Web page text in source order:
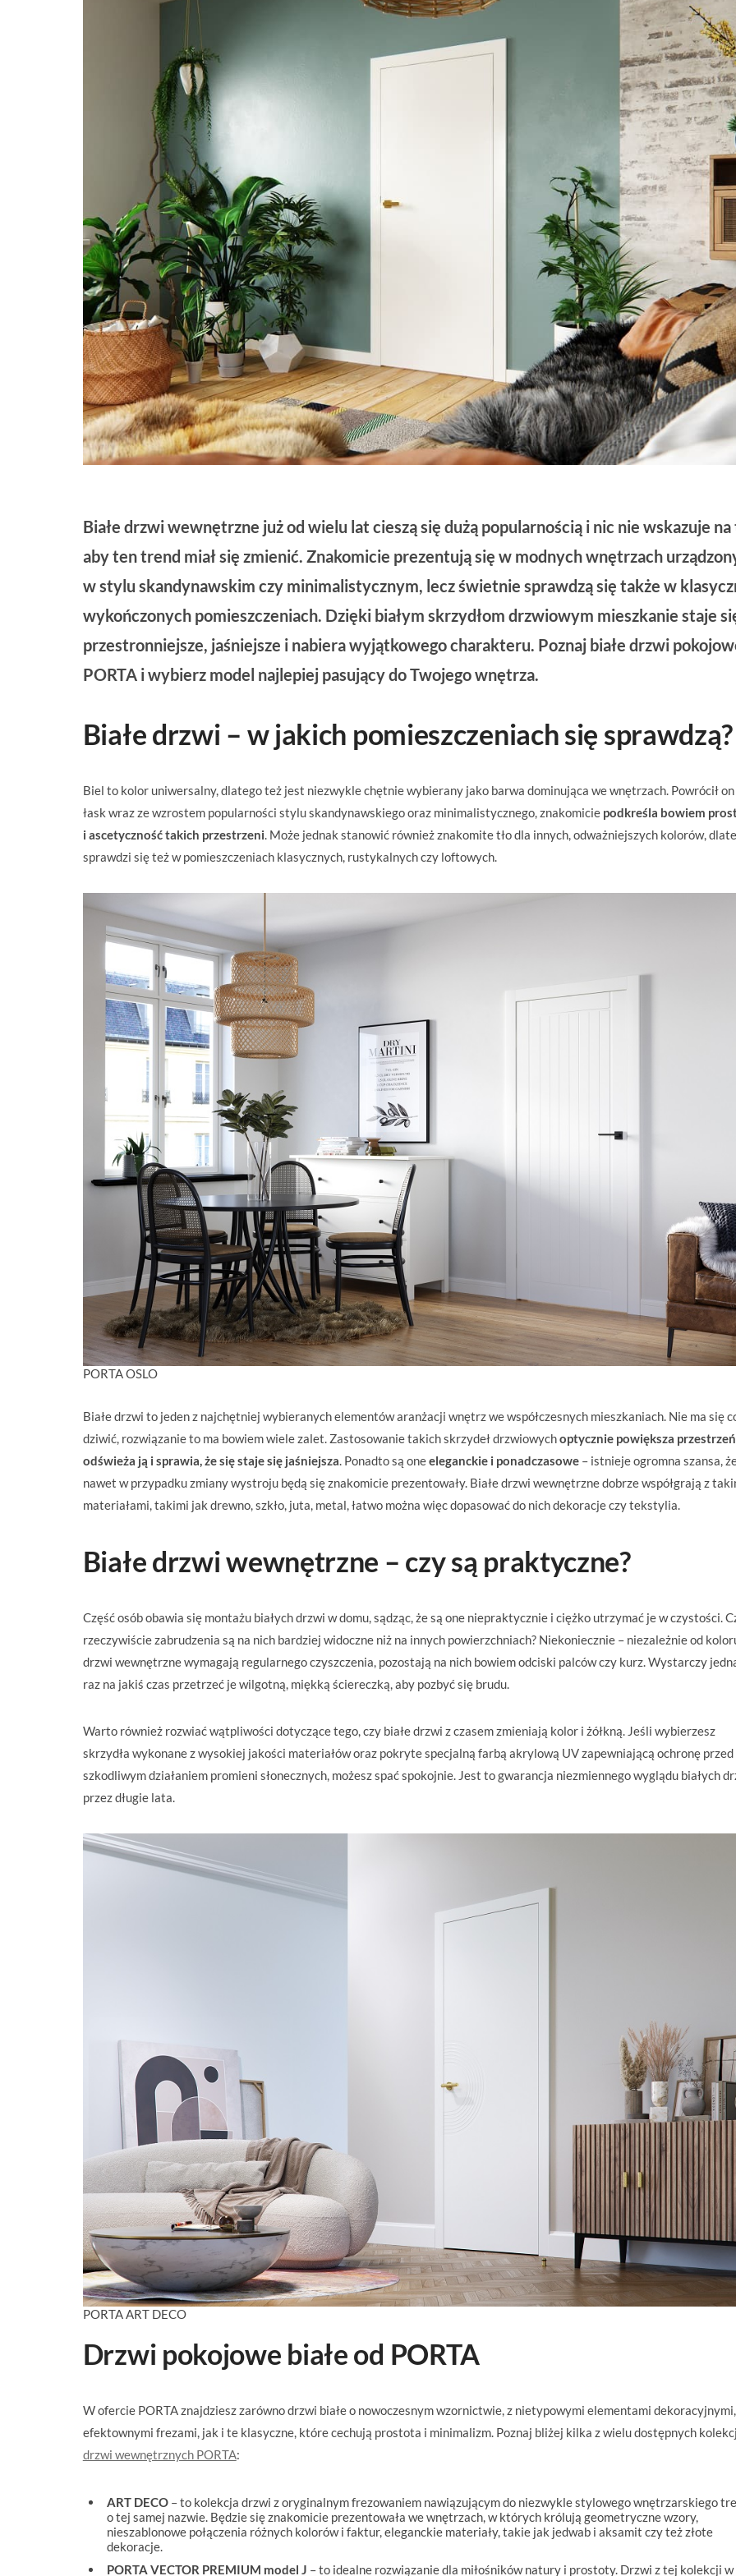
Białe drzwi wewnętrzne już od wielu lat cieszą się dużą popularnością i nic nie wskazuje na
aby ten trend miał się zmienić. Znakomicie prezentują się w modnych wnętrzach
w stylu skandynawskim czy minimalistycznym, lecz świetnie sprawdzą się także w
wykończonych pomieszczeniach. Dzięki białym skrzydłom drzwiowym mieszkanie staje
przestronniejsze, jaśniejsze i nabiera wyjątkowego charakteru. Poznaj białe drzwi
PORTA i wybierz model najlepiej pasujący do Twojego wnętrza.
Białe drzwi – w jakich pomieszczeniach się sprawdzą?
Biel to kolor uniwersalny, dlatego też jest niezwykle chętnie wybierany jako barwa dominująca we wnętrzach. Powrócił on
łask wraz ze wzrostem popularności stylu skandynawskiego oraz minimalistycznego, znakomicie podkreśla bowiem
i ascetyczność takich przestrzeni. Może jednak stanowić również znakomite tło dla innych, odważniejszych kolorów,
sprawdzi się też w pomieszczeniach klasycznych, rustykalnych czy loftowych.
PORTA OSLO
Białe drzwi to jeden z najchętniej wybieranych elementów aranżacji wnętrz we współczesnych mieszkaniach. Nie ma się
dziwić, rozwiązanie to ma bowiem wiele zalet. Zastosowanie takich skrzydeł drzwiowychoptycznie powiększa
odświeża ją i sprawia, że się staje się jaśniejsza. Ponadto są oneeleganckie i ponadczasowe– istnieje ogromna szansa,
nawet w przypadku zmiany wystroju będą się znakomicie prezentowały. Białe drzwi wewnętrzne dobrze współgrają z
materiałami, takimi jak drewno, szkło, juta, metal, łatwo można więc dopasować do nich dekoracje czy tekstylia.
Białe drzwi wewnętrzne – czy są praktyczne?
Część osób obawia się montażu białych drzwi w domu, sądząc, że są one niepraktycznie i ciężko utrzymać je w czystości.
rzeczywiście zabrudzenia są na nich bardziej widoczne niż na innych powierzchniach? Niekoniecznie – niezależnie od
drzwi wewnętrzne wymagają regularnego czyszczenia, pozostają na nich bowiem odciski palców czy kurz. Wystarczy
raz na jakiś czas przetrzeć je wilgotną, miękką ściereczką, aby pozbyć się brudu.
Warto również rozwiać wątpliwości dotyczące tego, czy białe drzwi z czasem zmieniają kolor i żółkną. Jeśli wybierzesz
skrzydła wykonane z wysokiej jakości materiałów oraz pokryte specjalną farbą akrylową UV zapewniającą ochronę przed
szkodliwym działaniem promieni słonecznych, możesz spać spokojnie. Jest to gwarancja niezmiennego wyglądu białych
przez długie lata.
PORTA ART DECO
Drzwi pokojowe białe od PORTA
W ofercie PORTA znajdziesz zarówno drzwi białe o nowoczesnym wzornictwie, z nietypowymi elementami
efektownymi frezami, jak i te klasyczne, które cechują prostota i minimalizm. Poznaj bliżej kilka z wielu dostępnych
drzwi wewnętrznych PORTA:
ART DECO – to kolekcja drzwi z oryginalnym frezowaniem nawiązującym do niezwykle stylowego wnętrzarskiego
o tej samej nazwie. Będzie się znakomicie prezentowała we wnętrzach, w których królują geometryczne wzory,
nieszablonowe połączenia różnych kolorów i faktur, eleganckie materiały, takie jak jedwab i aksamit czy też złote
dekoracje.
PORTA VECTOR PREMIUM model J – to idealne rozwiązanie dla miłośników natury i prostoty. Drzwi z tej kolekcji w